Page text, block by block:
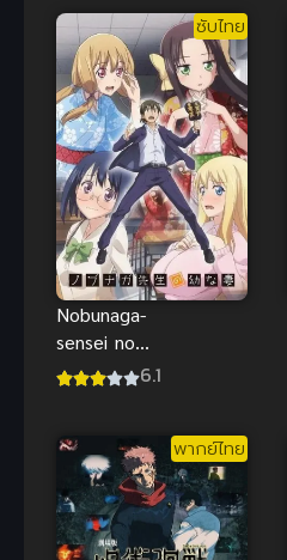
แค้น
ซับไทย
Nobunaga-
sensei no
Osanazuma
กะ
6.1
พากย์ไทย